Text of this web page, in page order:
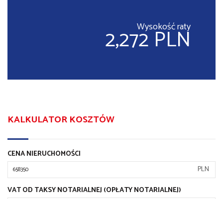
Wysokość raty
2,272 PLN
KALKULATOR KOSZTÓW
CENA NIERUCHOMOŚCI
PLN
VAT OD TAKSY NOTARIALNEJ (OPŁATY NOTARIALNEJ)